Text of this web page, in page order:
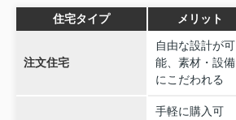
住宅タイプ メリット
注文住宅
自由な設計が可
能、素材・設備
にこだわれる
手軽に購入可